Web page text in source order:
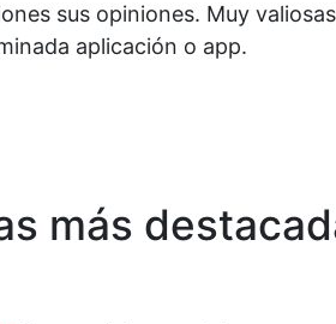
sus opiniones. Muy
aplicación o app.
más